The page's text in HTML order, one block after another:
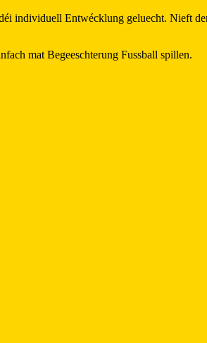
individuell Entwécklung geluecht. Nieft
mat Begeeschterung Fussball spillen.